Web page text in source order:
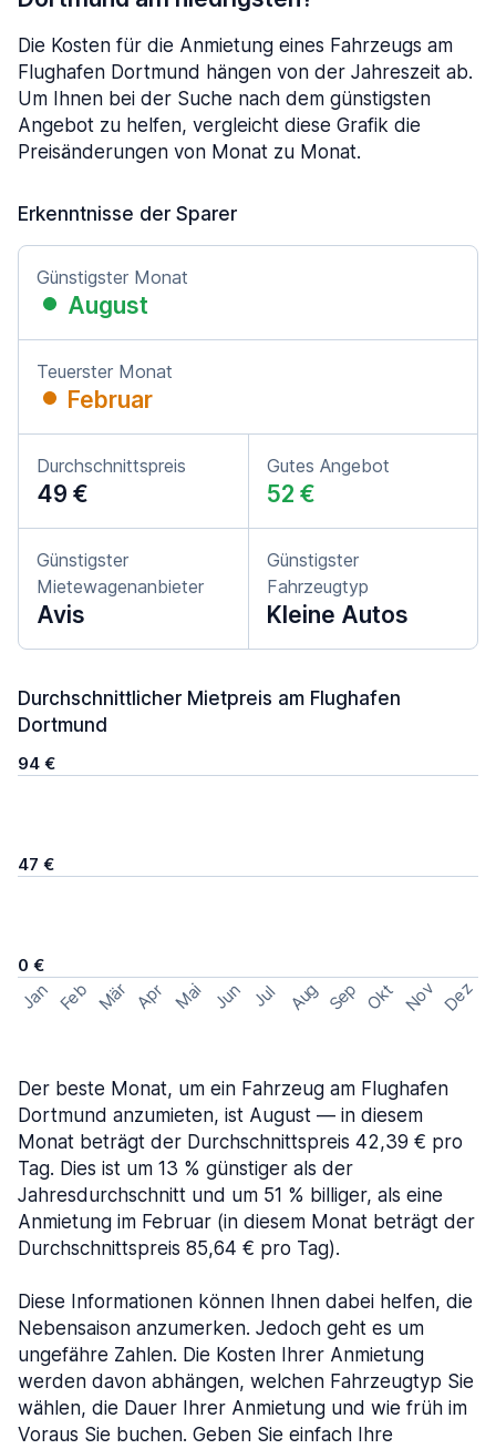
Die Kosten für die Anmietung eines Fahrzeugs am
Flughafen Dortmund hängen von der Jahreszeit ab.
Um Ihnen bei der Suche nach dem günstigsten
Angebot zu helfen, vergleicht diese Grafik die
Preisänderungen von Monat zu Monat.
Erkenntnisse der Sparer
Günstigster Monat
August
Teuerster Monat
Februar
Durchschnittspreis
49 €
Gutes Angebot
52 €
Günstigster
Mietewagenanbieter
Avis
Günstigster
Fahrzeugtyp
Kleine Autos
Durchschnittlicher Mietpreis am Flughafen
Dortmund
94 €
47 €
0 €
Jan Feb Mär Apr Mai Jun Jul Aug Sep Okt Nov Dez
Der beste Monat, um ein Fahrzeug am Flughafen
Dortmund anzumieten, ist August — in diesem
Monat beträgt der Durchschnittspreis 42,39 € pro
Tag. Dies ist um 13 % günstiger als der
Jahresdurchschnitt und um 51 % billiger, als eine
Anmietung im Februar (in diesem Monat beträgt der
Durchschnittspreis 85,64 € pro Tag).
Diese Informationen können Ihnen dabei helfen, die
Nebensaison anzumerken. Jedoch geht es um
ungefähre Zahlen. Die Kosten Ihrer Anmietung
werden davon abhängen, welchen Fahrzeugtyp Sie
wählen, die Dauer Ihrer Anmietung und wie früh im
Voraus Sie buchen. Geben Sie einfach Ihre